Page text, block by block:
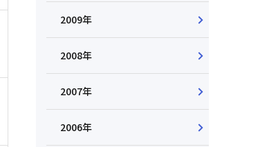
2009年
2008年
2007年
2006年